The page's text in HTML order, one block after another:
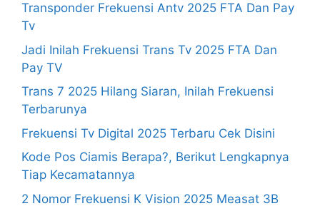
Transponder Frekuensi Antv 2025 FTA Dan Pay
Tv
Jadi Inilah Frekuensi Trans Tv 2025 FTA Dan
Pay TV
Trans 7 2025 Hilang Siaran, Inilah Frekuensi
Terbarunya
Frekuensi Tv Digital 2025 Terbaru Cek Disini
Kode Pos Ciamis Berapa?, Berikut Lengkapnya
Tiap Kecamatannya
2 Nomor Frekuensi K Vision 2025 Measat 3B